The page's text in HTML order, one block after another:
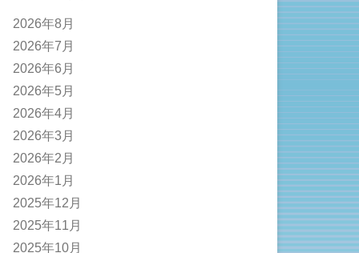
2026年8月
2026年7月
2026年6月
2026年5月
2026年4月
2026年3月
2026年2月
2026年1月
2025年12月
2025年11月
2025年10月